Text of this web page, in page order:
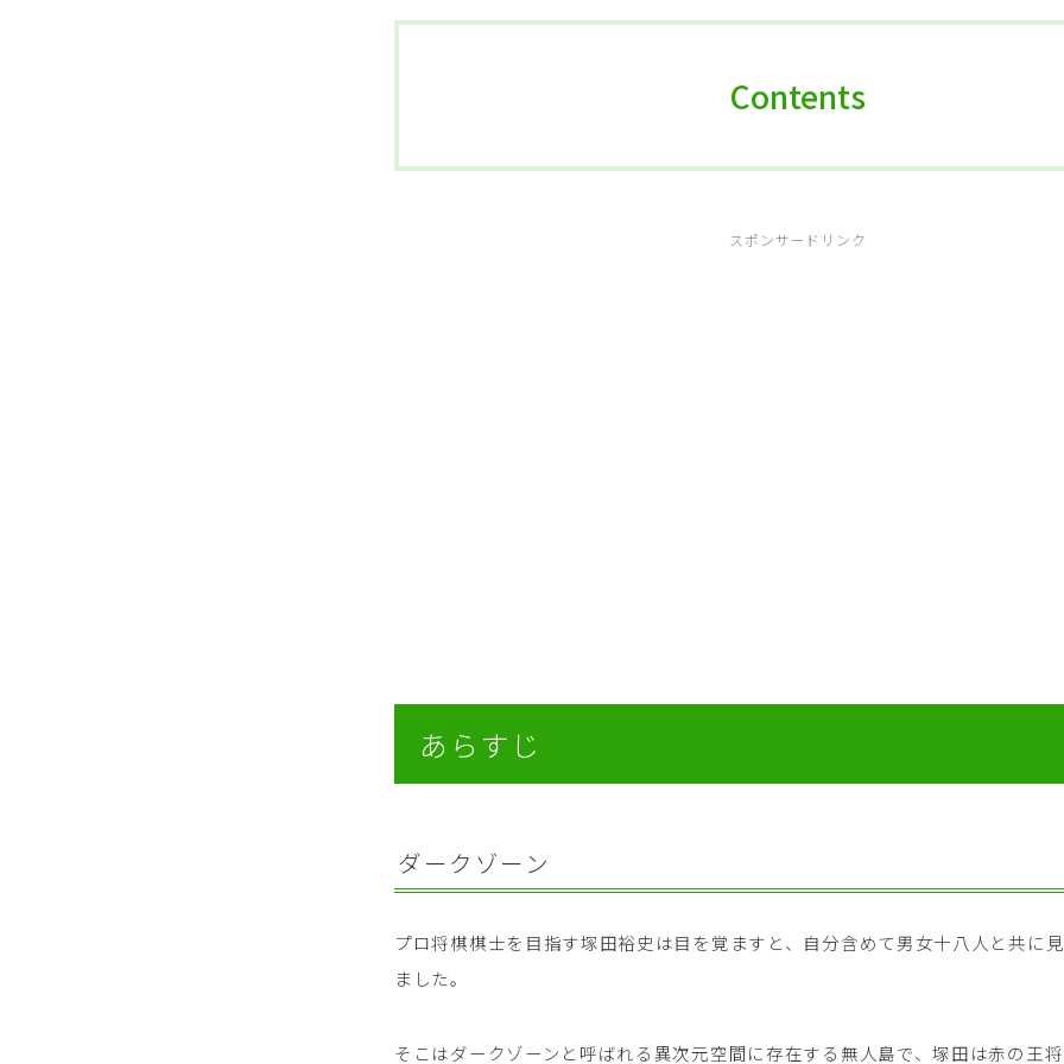
Contents
スポンサードリンク
あらすじ
ダークゾーン
プロ将棋棋士を目指す塚田裕史は目を覚ますと、自分含めて男女十八人と共に
ました。
そこはダークゾーンと呼ばれる異次元空間に存在する無人島で、塚田は赤の王